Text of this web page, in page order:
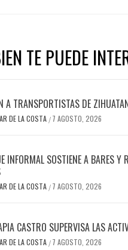
TE PUEDE
A TRANSPORTISTAS DE
DE LA COSTA / 7 AGOSTO, 2026
INFORMAL SOSTIENE A BARES Y
DE LA COSTA / 7 AGOSTO, 2026
CASTRO SUPERVISA LAS
DE LA COSTA / 7 AGOSTO, 2026